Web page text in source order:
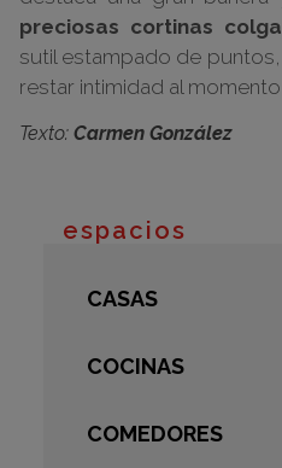
preciosas cortinas
sutil estampado de
restar intimidad al momento
Texto: Carmen González
espacios
CASAS
COCINAS
COMEDORES